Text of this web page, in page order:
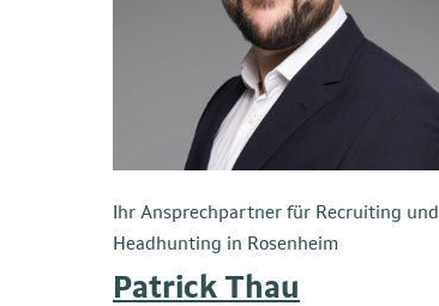
Ihr Ansprechpartner für Recruiting und
Headhunting in Rosenheim
Patrick Thau